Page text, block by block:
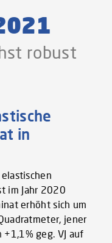
robust
in
im Jahr 2020
erhöht sich um
jener
geg. VJ auf